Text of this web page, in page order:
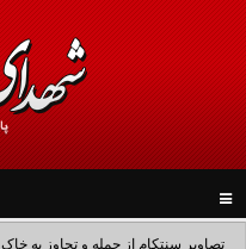
navigation
تصاویر سنتکام از حمله و تجاوز به